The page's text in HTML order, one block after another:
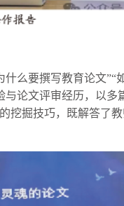
么要撰写教育论文”“
论文评审经历，以多
掘技巧，既解答了教